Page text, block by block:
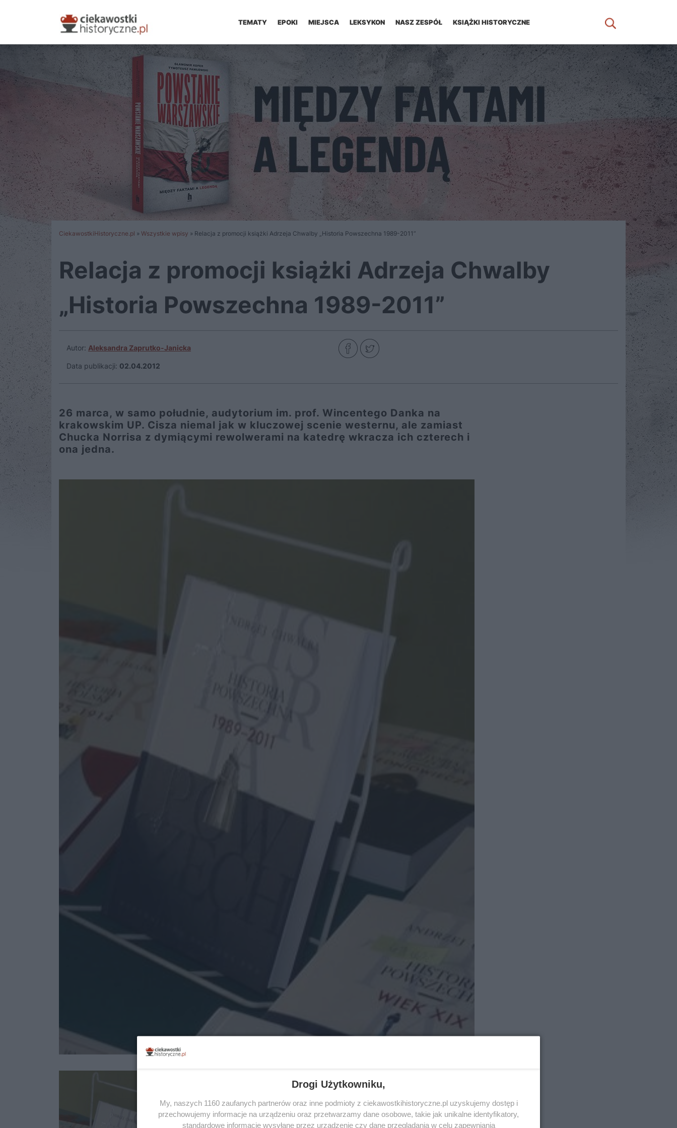
TEMATY EPOKI MIEJSCA LEKSYKON NASZ ZESPÓŁ KSIĄŻKI HISTORYCZNE
CiekawostkiHistoryczne.pl » Wszystkie wpisy » Relacja z promocji książki Adrzeja Chwalby „Historia Powszechna 1989-2011”
Relacja z promocji książki Adrzeja Chwalby
„Historia Powszechna 1989-2011”
Autor: Aleksandra Zaprutko-Janicka
Data publikacji: 02.04.2012
26 marca, w samo południe, audytorium im. prof. Wincentego Danka na
krakowskim UP. Cisza niemal jak w kluczowej scenie westernu, ale zamiast
Chucka Norrisa z dymiącymi rewolwerami na katedrę wkracza ich czterech i
ona jedna.
Drogi Użytkowniku,
My, naszych 1160 zaufanych partnerów oraz inne podmioty z ciekawostkihistoryczne.pl uzyskujemy dostęp i
przechowujemy informacje na urządzeniu oraz przetwarzamy dane osobowe, takie jak unikalne identyfikatory,
standardowe informacje wysyłane przez urządzenie czy dane przeglądania w celu zapewniania